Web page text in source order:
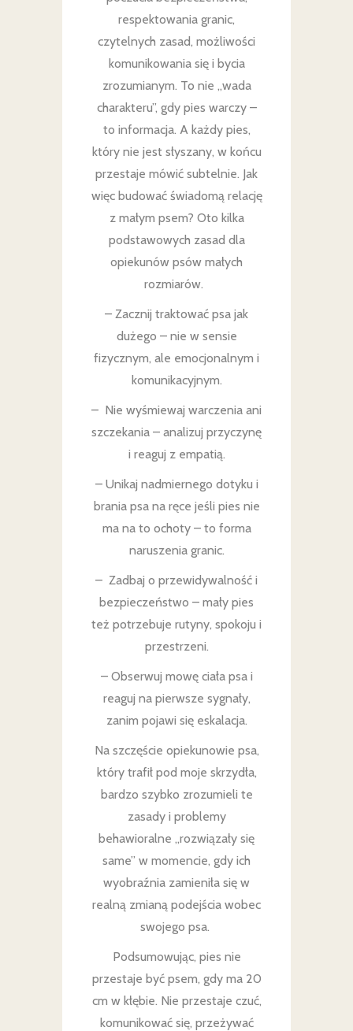
respektowania granic,
czytelnych zasad, możliwości
komunikowania się i bycia
zrozumianym. To nie „wada
charakteru”, gdy pies warczy –
to informacja. A każdy pies,
który nie jest słyszany, w końcu
przestaje mówić subtelnie. Jak
więc budować świadomą relację
z małym psem? Oto kilka
podstawowych zasad dla
opiekunów psów małych
rozmiarów.
– Zacznij traktować psa jak
dużego – nie w sensie
fizycznym, ale emocjonalnym i
komunikacyjnym.
– Nie wyśmiewaj warczenia ani
szczekania – analizuj przyczynę
i reaguj z empatią.
– Unikaj nadmiernego dotyku i
brania psa na ręce jeśli pies nie
ma na to ochoty – to forma
naruszenia granic.
– Zadbaj o przewidywalność i
bezpieczeństwo – mały pies
też potrzebuje rutyny, spokoju i
przestrzeni.
– Obserwuj mowę ciała psa i
reaguj na pierwsze sygnały,
zanim pojawi się eskalacja.
Na szczęście opiekunowie psa,
który trafił pod moje skrzydła,
bardzo szybko zrozumieli te
zasady i problemy
behawioralne „rozwiązały się
same” w momencie, gdy ich
wyobraźnia zamieniła się w
realną zmianą podejścia wobec
swojego psa.
Podsumowując, pies nie
przestaje być psem, gdy ma 20
cm w kłębie. Nie przestaje czuć,
komunikować się, przeżywać